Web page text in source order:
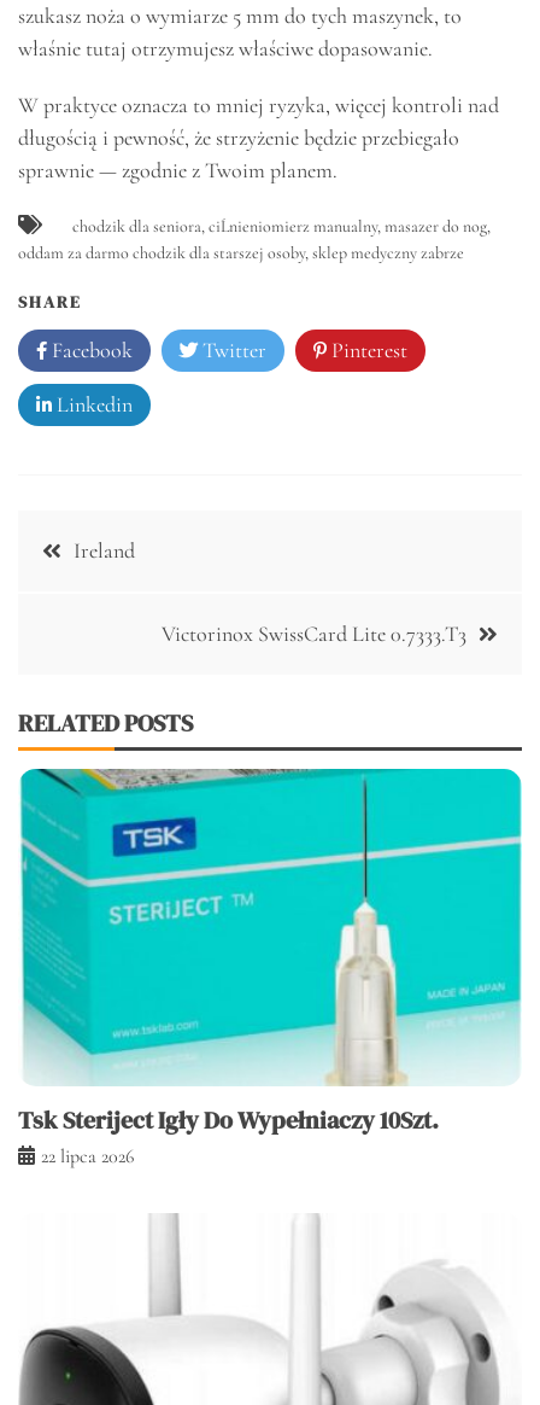
szukasz noża o wymiarze 5 mm do tych maszynek, to
właśnie tutaj otrzymujesz właściwe dopasowanie.
W praktyce oznacza to mniej ryzyka, więcej kontroli nad
długością i pewność, że strzyżenie będzie przebiegało
sprawnie — zgodnie z Twoim planem.
chodzik dla seniora,ciĹnieniomierz manualny,masazer do nog,
oddam za darmo chodzik dla starszej osoby,sklep medyczny zabrze
SHARE
Facebook Twitter Pinterest
Linkedin
Nawigacja
Ireland
Victorinox SwissCard Lite 0.7333.T3
RELATED POSTS
Tsk Steriject Igły Do Wypełniaczy 10Szt.
22 lipca 2026